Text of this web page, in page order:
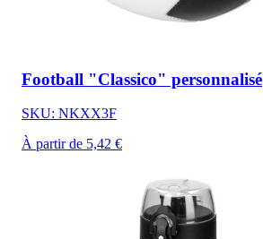
Football "Classico" personnalisé
SKU: NKXX3F
À partir de 5,42 €